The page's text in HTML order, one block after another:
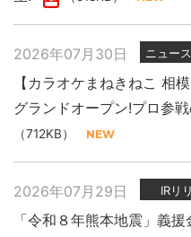
2026年07月30日 ニュー
【カラオケまねきねこ 相
グランドオープン!プロ参
（712KB）
2026年07月29日 IRリ
「令和８年熊本地震」義